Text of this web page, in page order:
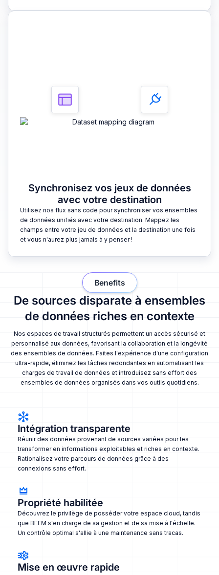
Synchronisez vos jeux de données
avec votre destination
Utilisez nos flux sans code pour synchroniser vos ensembles
de données unifiés avec votre destination. Mappez les
champs entre votre jeu de données et la destination une fois
et vous n'aurez plus jamais à y penser !
De sources disparate à ensembles
de données riches en contexte
Nos espaces de travail structurés permettent un accès sécurisé et
personnalisé aux données, favorisant la collaboration et la longévité
des ensembles de données. Faites l'expérience d'une configuration
ultra-rapide, éliminez les tâches redondantes en automatisant les
charges de travail de données et introduisez sans effort des
ensembles de données organisés dans vos outils quotidiens.
Benefits
Intégration transparente
Réunir des données provenant de sources variées pour les
transformer en informations exploitables et riches en contexte.
Rationalisez votre parcours de données grâce à des
connexions sans effort.
Propriété habilitée
Découvrez le privilège de posséder votre espace cloud, tandis
que BEEM s'en charge de sa gestion et de sa mise à l'échelle.
Un contrôle optimal s'allie à une maintenance sans tracas.
Mise en œuvre rapide